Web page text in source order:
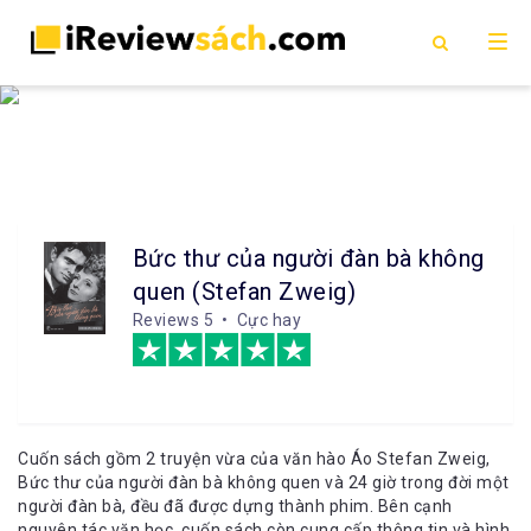
Bức thư của người đàn bà không
quen (Stefan Zweig)
Reviews 5 • Cực hay
Cuốn sách gồm 2 truyện vừa của văn hào Áo Stefan Zweig,
Bức thư của người đàn bà không quen và 24 giờ trong đời một
người đàn bà, đều đã được dựng thành phim. Bên cạnh